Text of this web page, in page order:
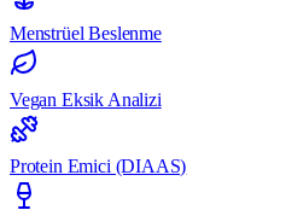
Menstrüel Beslenme
Vegan Eksik Analizi
Protein Emici (DIAAS)